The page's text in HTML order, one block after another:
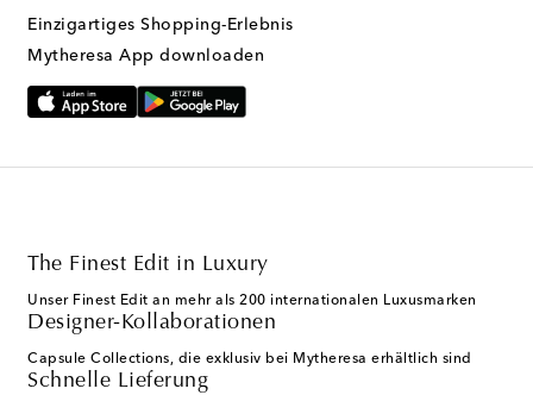
Einzigartiges Shopping-Erlebnis
Mytheresa App downloaden
The Finest Edit in Luxury
Unser Finest Edit an mehr als 200 internationalen Luxusmarken
Designer-Kollaborationen
Capsule Collections, die exklusiv bei Mytheresa erhältlich sind
Schnelle Lieferung